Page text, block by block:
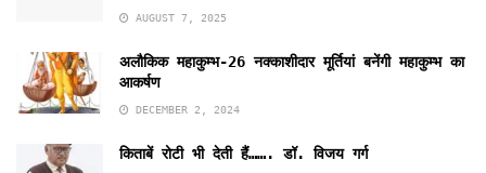
AUGUST 7, 2025
अलौकिक महाकुम्भ-26 नक्काशीदार मूर्तियां बनेंगी महाकुम्भ का
आकर्षण
DECEMBER 2, 2024
किताबें रोटी भी देती हैं……. डॉ. विजय गर्ग